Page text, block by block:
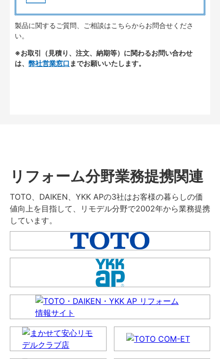
製品に関するご質問、ご相談はこちらからお問合せくださ
い。
※お取引（見積り、注文、納期等）に関わるお問い合わせ
は、 弊社営業窓口 までお願いいたします。
リフォーム分野業務提携関連
TOTO、DAIKEN、YKK APの3社はお客様の暮らしの価
値向上を目指して、リモデル分野で2002年から業務提携
しています。